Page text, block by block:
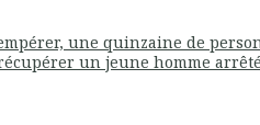
une quinzaine de
un jeune homme arrêté